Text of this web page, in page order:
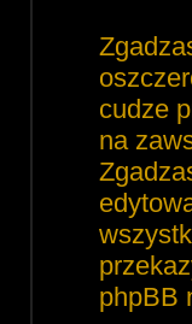
cudze
na
phpBB